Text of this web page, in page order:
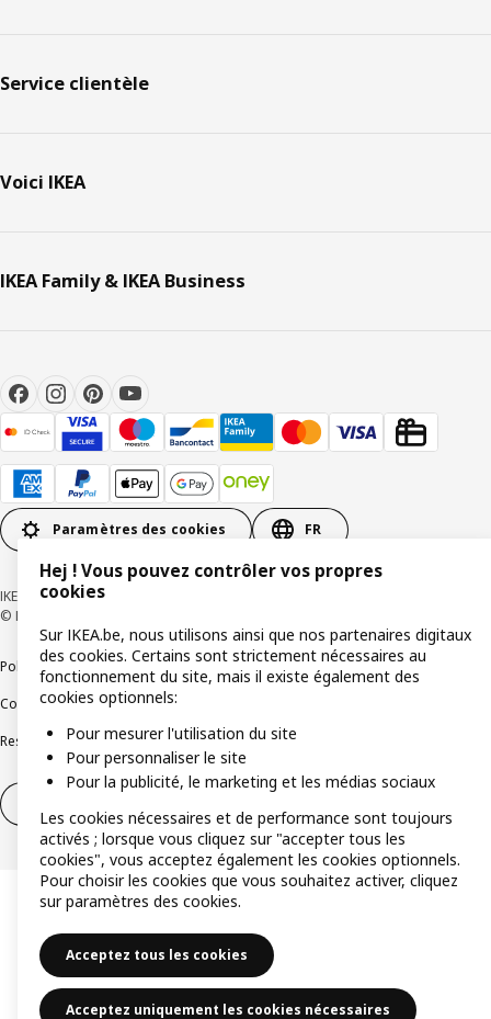
Service clientèle
Voici IKEA
IKEA Family & IKEA Business
Paramètres des cookies FR
IKEA BELGIUM SA, Weiveldlaan 19, 1930 Zaventem, numéro BCE 0425.258.688
© Inter IKEA Systems B.V. 1999-2026
Politique de confidentialitéPolitique relative aux cookies
Conditions d’utilisationConditions contractuelles générales
Responsible Disclosure ProgramSoulever une question éthique
Hej ! Vous pouvez contrôler vos propres
cookies
Sur IKEA.be, nous utilisons ainsi que nos partenaires digitaux
des cookies. Certains sont strictement nécessaires au
fonctionnement du site, mais il existe également des
cookies optionnels:
Pour mesurer l'utilisation du site
Pour personnaliser le site
Pour la publicité, le marketing et les médias sociaux
Les cookies nécessaires et de performance sont toujours
activés ; lorsque vous cliquez sur "accepter tous les
cookies", vous acceptez également les cookies optionnels.
Pour choisir les cookies que vous souhaitez activer, cliquez
sur paramètres des cookies.
Acceptez tous les cookies
Acceptez uniquement les cookies nécessaires